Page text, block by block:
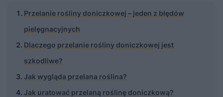
Przelanie rośliny doniczkowej – jeden z błędów
pielęgnacyjnych
Dlaczego przelanie rośliny doniczkowej jest
szkodliwe?
Jak wygląda przelana roślina?
Jak uratować przelaną roślinę doniczkową?